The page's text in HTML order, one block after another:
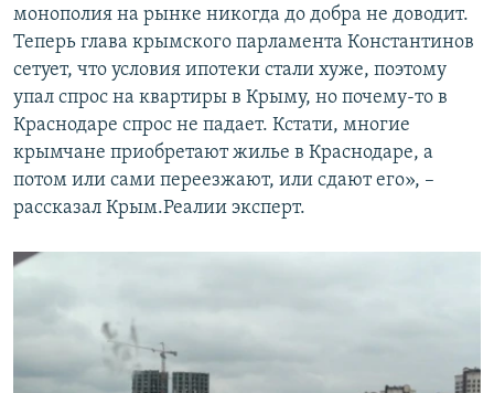
монополия на рынке никогда до добра не доводит.
Теперь глава крымского парламента Константинов
сетует, что условия ипотеки стали хуже, поэтому
упал спрос на квартиры в Крыму, но почему-то в
Краснодаре спрос не падает. Кстати, многие
крымчане приобретают жилье в Краснодаре, а
потом или сами переезжают, или сдают его», –
рассказал Крым.Реалии эксперт.